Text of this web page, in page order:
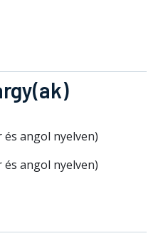
és angol nyelven)
és angol nyelven)